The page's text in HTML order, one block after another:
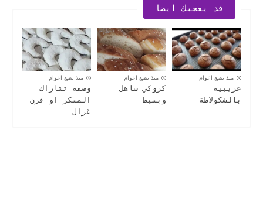
قد يعجبك ايضا
منذ بضع اعوام
غريبية
بالشكولاطة
منذ بضع اعوام
كروكي ساهل
وبسيط
منذ بضع اعوام
وصفة تشاراك
المسكر او قرن
غزال